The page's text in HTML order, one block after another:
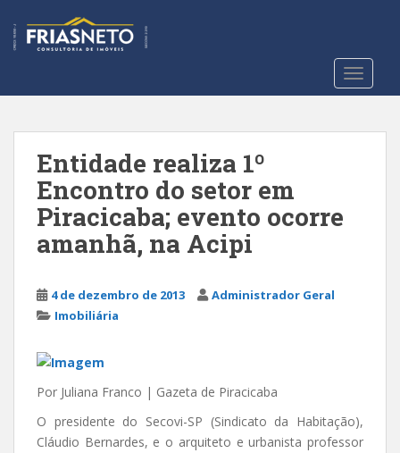
t
Entidade realiza 1º
Encontro do setor em
Piracicaba; evento ocorre
amanhã, na Acipi
4 de dezembro de 2013
Administrador Geral
Imobiliária
Por Juliana Franco | Gazeta de Piracicaba
O presidente do Secovi-SP (Sindicato da Habitação),
Cláudio Bernardes, e o arquiteto e urbanista professor